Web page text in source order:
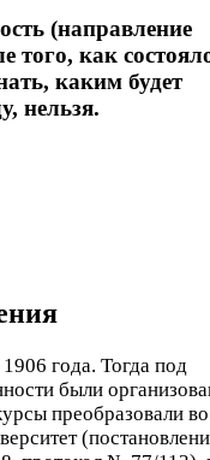
(направление
того, как
каким будет
нельзя.
года. Тогда под
были
преобразовали